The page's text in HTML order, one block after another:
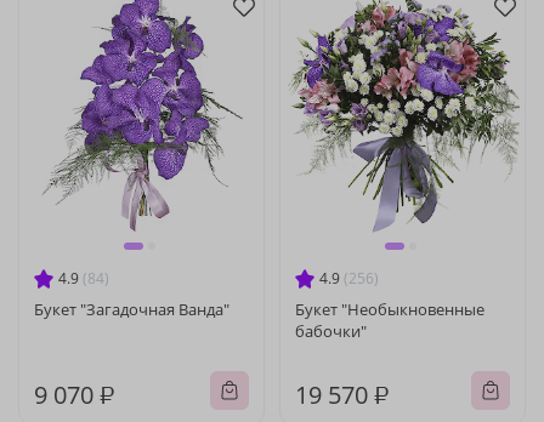
4.9 (84)
Букет "Загадочная Ванда"
9 070 ₽
4.9 (256)
Букет "Необыкновенные
бабочки"
19 570 ₽